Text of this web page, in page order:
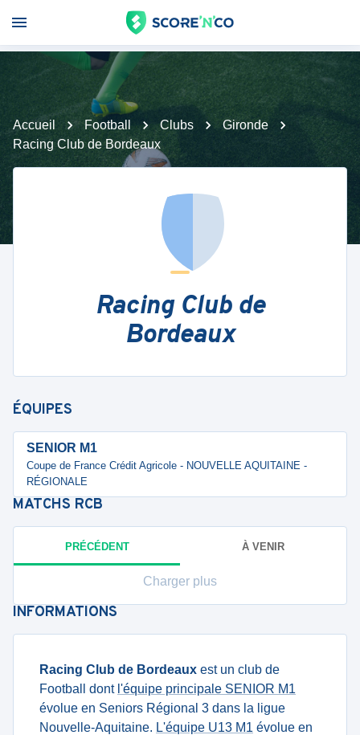
Accueil Football Clubs
Gironde
Racing Club de Bordeaux
Racing Club de
Bordeaux
ÉQUIPES
SENIOR M1
Coupe de France Crédit Agricole - NOUVELLE AQUITAINE -
RÉGIONALE
MATCHS RCB
PRÉCÉDENT À VENIR
Charger plus
INFORMATIONS
Racing Club de Bordeaux est un club de
Football dont l'équipe principale SENIOR M1
évolue en Seniors Régional 3 dans la ligue
Nouvelle-Aquitaine. L'équipe U13 M1 évolue en